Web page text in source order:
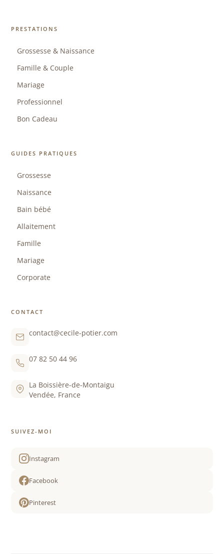
PRESTATIONS
Grossesse & Naissance
Famille & Couple
Mariage
Professionnel
Bon Cadeau
GUIDES PRATIQUES
Grossesse
Naissance
Bain bébé
Allaitement
Famille
Mariage
Corporate
CONTACT
contact@cecile-potier.com
07 82 50 44 96
La Boissière-de-Montaigu
Vendée, France
SUIVEZ-MOI
Instagram
Facebook
Pinterest